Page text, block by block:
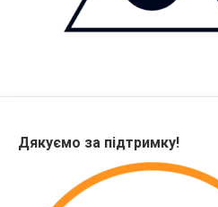
Дякуємо за підтримку!